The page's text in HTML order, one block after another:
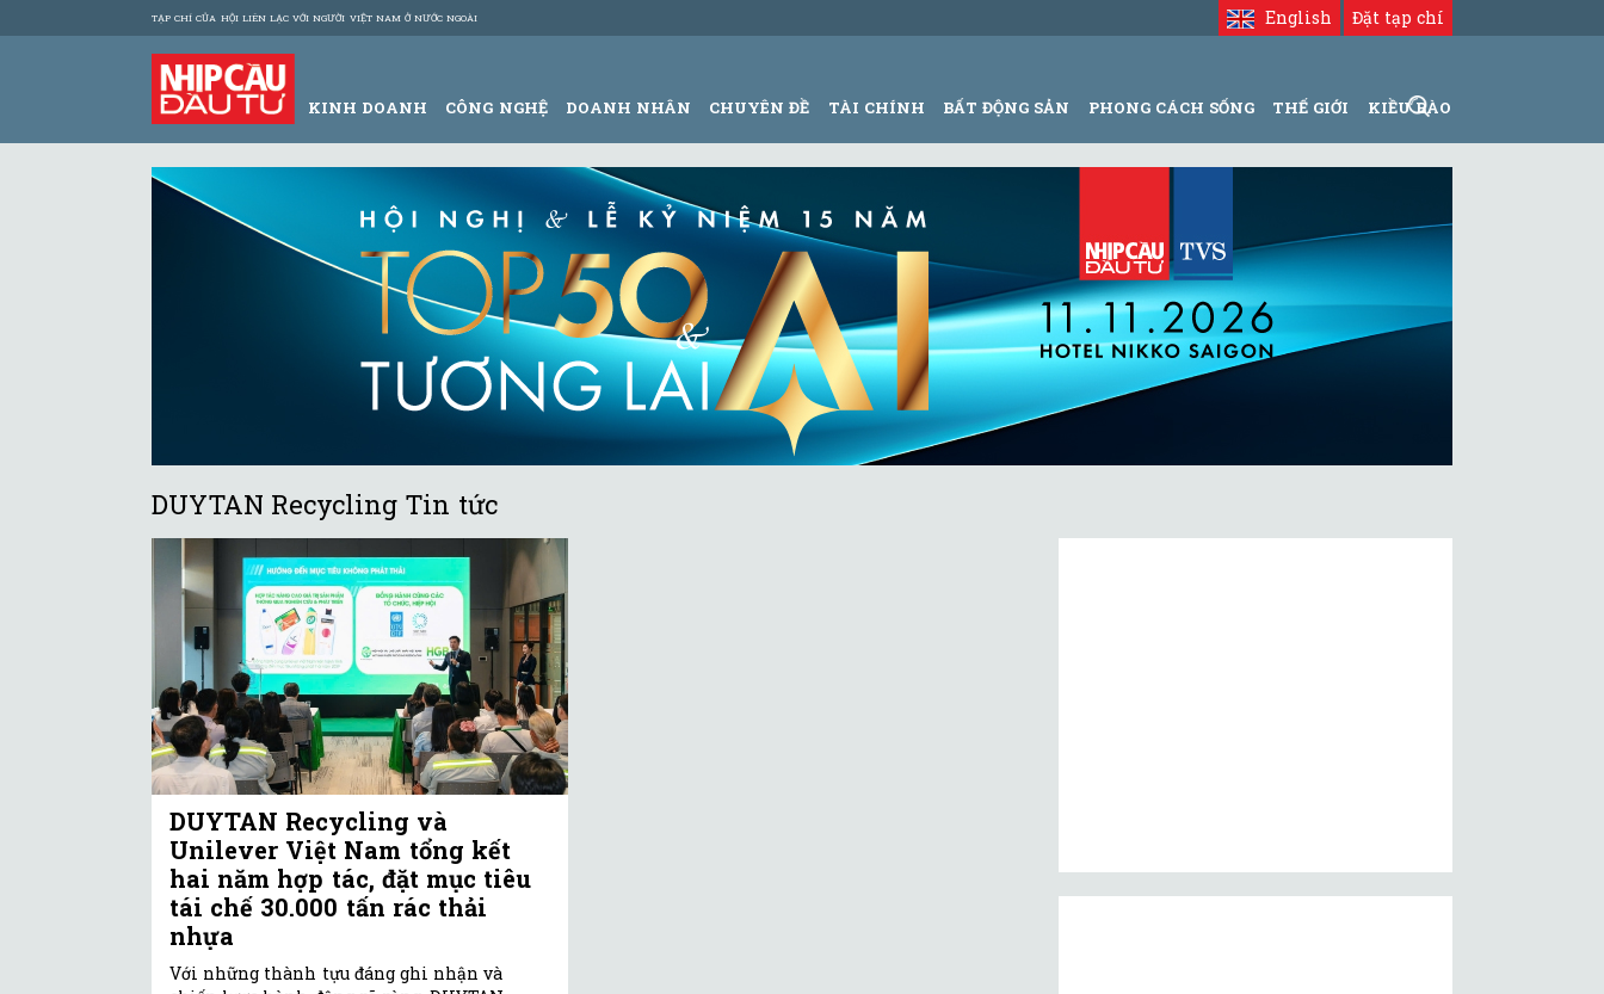
TẠP CHÍ CỦA HỘI LIÊN LẠC VỚI NGƯỜI VIỆT NAM Ở NƯỚC NGOÀI Đặt tạp chí
English
KINH DOANH CÔNG NGHỆ DOANH NHÂN CHUYÊN ĐỀ TÀI CHÍNH BẤT ĐỘNG SẢN PHONG CÁCH SỐNG THẾ GIỚI KIỀU BÀO
DUYTAN Recycling Tin tức
DUYTAN Recycling và
Unilever Việt Nam tổng kết
hai năm hợp tác, đặt mục tiêu
tái chế 30.000 tấn rác thải
nhựa
Với những thành tựu đáng ghi nhận và